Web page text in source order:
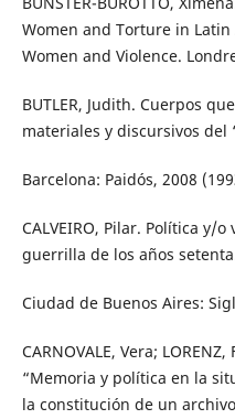
Women and Torture in Latin
Women and Violence.
BUTLER, Judith. Cuerpos
materiales y discursivos del
Barcelona: Paidós, 2008
CALVEIRO, Pilar. Política y/
guerrilla de los años
Ciudad de Buenos Aires:
CARNOVALE, Vera;
“Memoria y política en la
la constitución de un